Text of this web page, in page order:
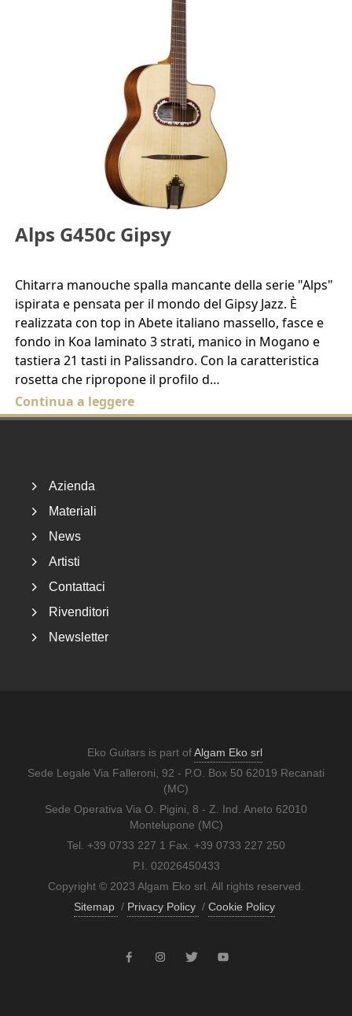
Alps G450c Gipsy
Chitarra manouche spalla mancante della serie "Alps"
ispirata e pensata per il mondo del Gipsy Jazz. È
realizzata con top in Abete italiano massello, fasce e
fondo in Koa laminato 3 strati, manico in Mogano e
tastiera 21 tasti in Palissandro. Con la caratteristica
rosetta che ripropone il profilo d…
Continua a leggere
Azienda
Materiali
News
Artisti
Contattaci
Rivenditori
Newsletter
Eko Guitars is part ofAlgam Eko srl
Sede Legale Via Falleroni, 92 - P.O. Box 50 62019 Recanati
(MC)
Sede Operativa Via O. Pigini, 8 - Z. Ind. Aneto 62010
Montelupone (MC)
Tel. +39 0733 227 1 Fax. +39 0733 227 250
P.I. 02026450433
Copyright © 2023 Algam Eko srl. All rights reserved.
Sitemap / Privacy Policy / Cookie Policy